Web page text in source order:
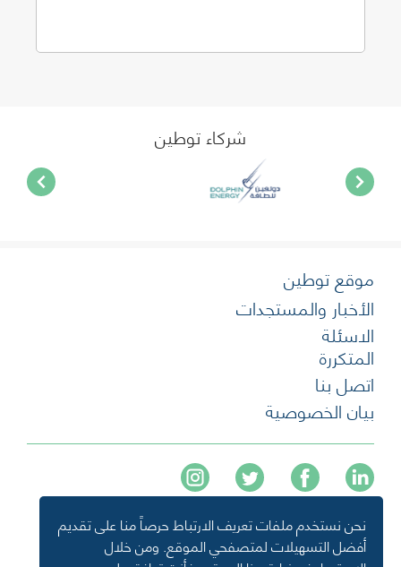
نحن نستخدم ملفات تعريف الارتباط حرصاً منا على تقديم
أفضل التسهيلات لمتصفحي الموقع. ومن خلال
شركاء توطين
موقع توطين
الأخبار والمستجدات
الاسئلة
المتكررة
اتصل بنا
بيان الخصوصية
+974 40136477